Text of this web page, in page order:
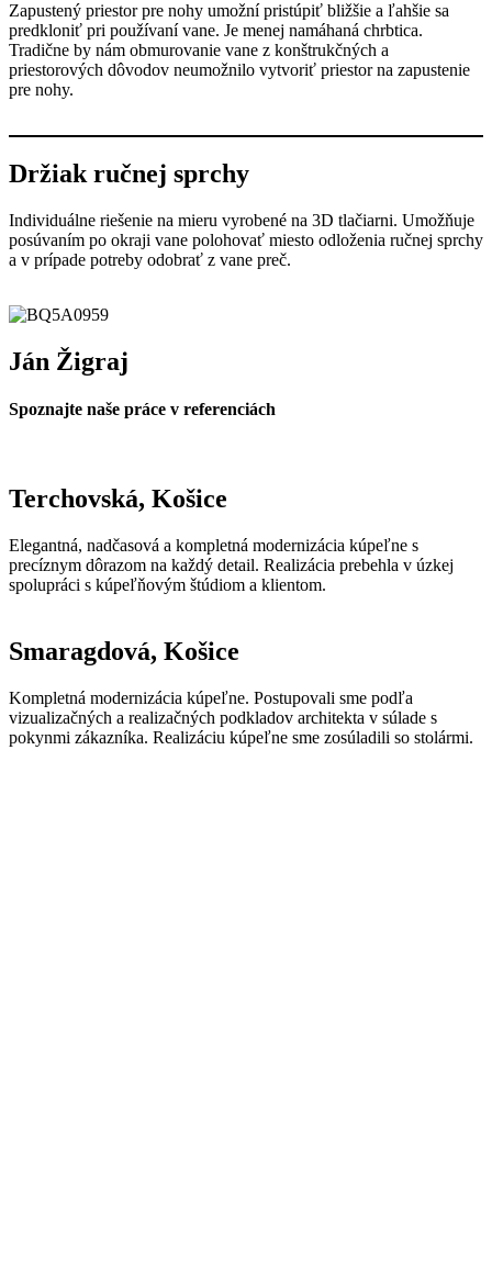
Zapustený priestor pre nohy umožní pristúpiť bližšie a ľahšie sa
predkloniť pri používaní vane. Je menej namáhaná chrbtica.
Tradične by nám obmurovanie vane z konštrukčných a
priestorových dôvodov neumožnilo vytvoriť priestor na zapustenie
pre nohy.
Držiak ručnej sprchy
Individuálne riešenie na mieru vyrobené na 3D tlačiarni. Umožňuje
posúvaním po okraji vane polohovať miesto odloženia ručnej sprchy
a v prípade potreby odobrať z vane preč.
Ján Žigraj
Spoznajte naše práce v referenciách
Terchovská, Košice
Elegantná, nadčasová a kompletná modernizácia kúpeľne s
precíznym dôrazom na každý detail. Realizácia prebehla v úzkej
spolupráci s kúpeľňovým štúdiom a klientom.
Smaragdová, Košice
Kompletná modernizácia kúpeľne. Postupovali sme podľa
vizualizačných a realizačných podkladov architekta v súlade s
pokynmi zákazníka. Realizáciu kúpeľne sme zosúladili so stolármi.